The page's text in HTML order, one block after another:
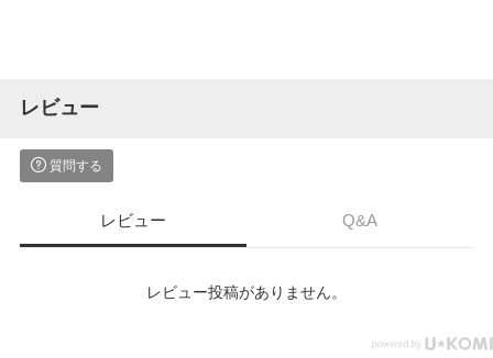
レビュー
質問する
レビュー Q&A
レビュー投稿がありません。